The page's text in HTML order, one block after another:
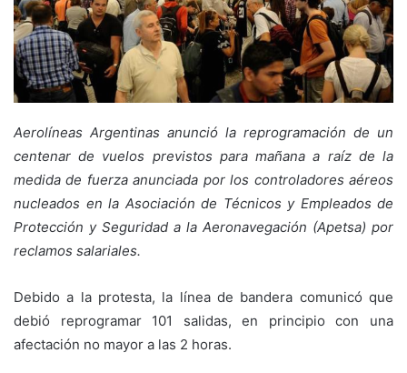
Aerolíneas Argentinas anunció la reprogramación de un
centenar de vuelos previstos para mañana a raíz de la
medida de fuerza anunciada por los controladores aéreos
nucleados en la Asociación de Técnicos y Empleados de
Protección y Seguridad a la Aeronavegación (Apetsa) por
reclamos salariales.
Debido a la protesta, la línea de bandera comunicó que
debió reprogramar 101 salidas, en principio con una
afectación no mayor a las 2 horas.